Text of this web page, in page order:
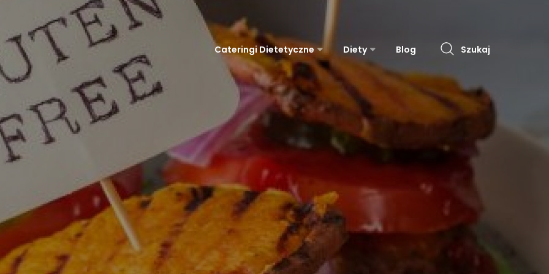
Cateringi Dietetyczne Diety Blog Szukaj